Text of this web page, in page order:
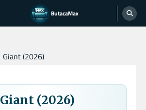
ButacaMax
Giant (2026)
Giant (2026)